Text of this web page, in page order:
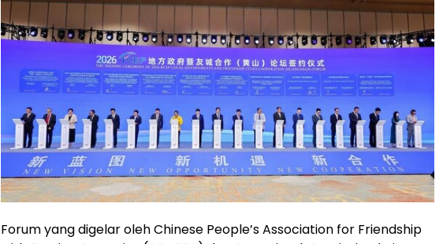
Forum yang digelar oleh Chinese People’s Association for Friendship